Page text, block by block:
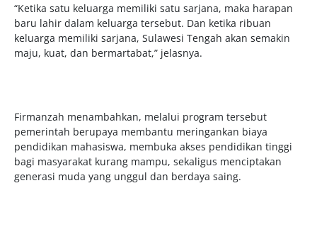
“Ketika satu keluarga memiliki satu sarjana, maka harapan
baru lahir dalam keluarga tersebut. Dan ketika ribuan
keluarga memiliki sarjana, Sulawesi Tengah akan semakin
maju, kuat, dan bermartabat,” jelasnya.
Firmanzah menambahkan, melalui program tersebut
pemerintah berupaya membantu meringankan biaya
pendidikan mahasiswa, membuka akses pendidikan tinggi
bagi masyarakat kurang mampu, sekaligus menciptakan
generasi muda yang unggul dan berdaya saing.